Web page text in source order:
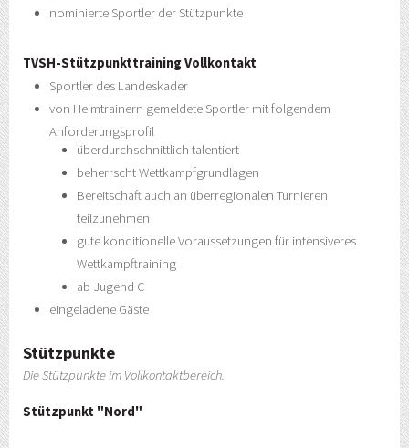
nominierte Sportler der Stützpunkte
TVSH-Stützpunkttraining Vollkontakt
Sportler des Landeskader
von Heimtrainern gemeldete Sportler mit folgendem
Anforderungsprofil
überdurchschnittlich talentiert
beherrscht Wettkampfgrundlagen
Bereitschaft auch an überregionalen Turnieren
teilzunehmen
gute konditionelle Voraussetzungen für intensiveres
Wettkampftraining
ab Jugend C
eingeladene Gäste
Stützpunkte
Die Stützpunkte im Vollkontaktbereich.
Stützpunkt "Nord"